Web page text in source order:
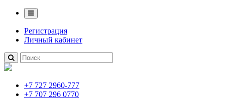
Регистрация
Личный кабинет
+7 727 2960-777
+7 707 296 0770